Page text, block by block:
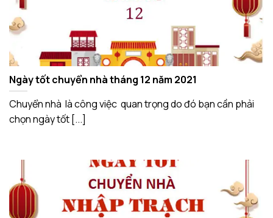
Ngày tốt chuyển nhà tháng 12 năm 2021
Chuyển nhà là công việc quan trọng do đó bạn cần phải
chọn ngày tốt [...]